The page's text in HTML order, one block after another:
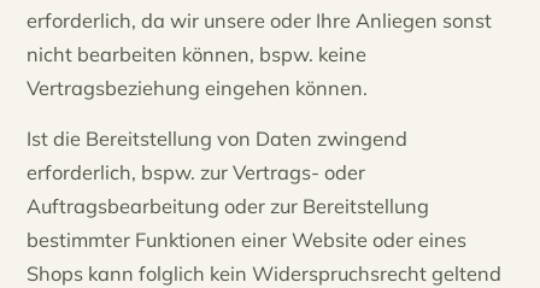
erforderlich, da wir unsere oder Ihre Anliegen sonst
nicht bearbeiten können, bspw. keine
Vertragsbeziehung eingehen können.
Ist die Bereitstellung von Daten zwingend
erforderlich, bspw. zur Vertrags- oder
Auftragsbearbeitung oder zur Bereitstellung
bestimmter Funktionen einer Website oder eines
Shops kann folglich kein Widerspruchsrecht geltend